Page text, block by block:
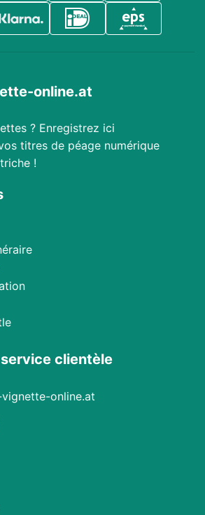
online.at
? Enregistrez ici
titres de péage numérique
!
clientèle
online.at